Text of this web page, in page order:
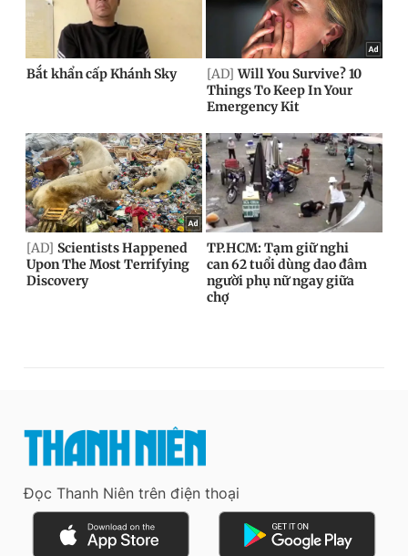
Đọc Thanh Niên trên điện thoại